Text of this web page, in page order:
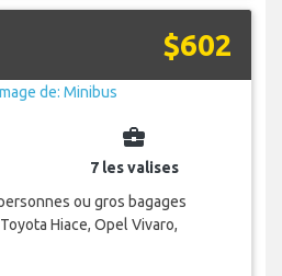
$602
business_center
7 les valises
ou gros bagages
Hiace, Opel Vivaro,